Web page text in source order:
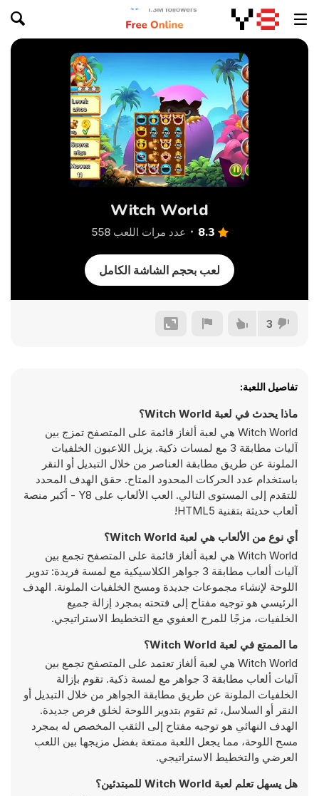
Witch World
8.3 عدد مرات اللعب 558
لعب بحجم الشاشة الكامل
3
تفاصيل اللعبة:
ماذا يحدث في لعبة Witch World؟
Witch World هي لعبة ألغاز قائمة على المتصفح تمزج بين
آليات مطابقة 3 مع لمسات ذكية. يزيل اللاعبون الخلفيات
الملونة عن طريق مطابقة العناصر من خلال التبديل أو النقر
باستخدام عدد الحركات المحدود المتاح. حقق الهدف المحدد
للتقدم إلى المستوى التالي. العب الألعاب على Y8 - أكبر منصة
ألعاب حديثة بتقنية HTML5!
أي نوع من الألعاب هي لعبة Witch World؟
Witch World هي لعبة ألغاز قائمة على المتصفح تجمع بين
آليات ألعاب مطابقة 3 جواهر الكلاسيكية مع لمسة فريدة: تدوير
اللوحة لإنشاء مجموعات جديدة ومسح الخلفيات الملونة. الهدف
الرئيسي هو توجيه مفتاح إلى فتحته بمجرد إزالة جميع
الخلفيات، مزجًا للمرح العفوي مع التخطيط الاستراتيجي.
ما الممتع في لعبة Witch World؟
Witch World هي لعبة ألغاز تعتمد على المتصفح تجمع بين
آليات ألعاب مطابقة 3 جواهر مع لمسة ذكية. تقوم بإزالة
الخلفيات الملونة عن طريق مطابقة الجواهر من خلال التبديل أو
النقر أو السلاسل، ثم تقوم بتدوير اللوحة لخلق فرص جديدة.
الهدف النهائي هو توجيه مفتاح إلى الثقب المخصص له بمجرد
مسح اللوحة، مما يجعل اللعبة ممتعة بفضل مزيجها بين اللعب
العرضي والتخطيط الاستراتيجي.
هل يسهل تعلم لعبة Witch World للمبتدئين؟